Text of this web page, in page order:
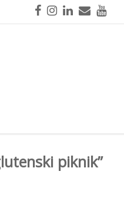
FacebookInstagram
LinkedIn
Mail
piknik”